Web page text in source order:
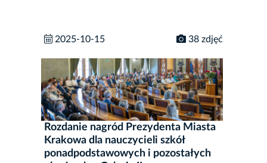
2025-10-15 38 zdjęć
Rozdanie nagród Prezydenta Miasta
Krakowa dla nauczycieli szkół
ponadpodstawowych i pozostałych